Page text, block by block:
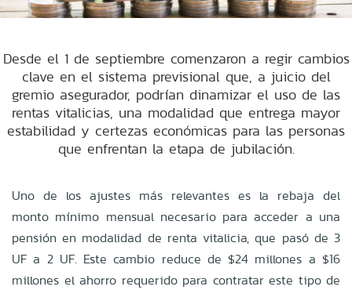
Desde el 1 de septiembre comenzaron a regir cambios
clave en el sistema previsional que, a juicio del
gremio asegurador, podrían dinamizar el uso de las
rentas vitalicias, una modalidad que entrega mayor
estabilidad y certezas económicas para las personas
que enfrentan la etapa de jubilación.
Uno de los ajustes más relevantes es la rebaja del
monto mínimo mensual necesario para acceder a una
pensión en modalidad de renta vitalicia, que pasó de 3
UF a 2 UF. Este cambio reduce de $24 millones a $16
millones el ahorro requerido para contratar este tipo de